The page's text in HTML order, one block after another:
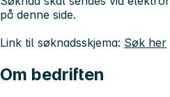
på denne side.
Link til søknadsskjema: Søk her
Om bedriften